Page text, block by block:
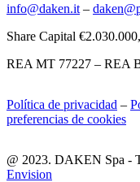
info@daken.it –
Share Capital
REA MT 77227 – REA
Política de privacidad –
preferencias de cookies
@ 2023. DAKEN Spa -
Envision